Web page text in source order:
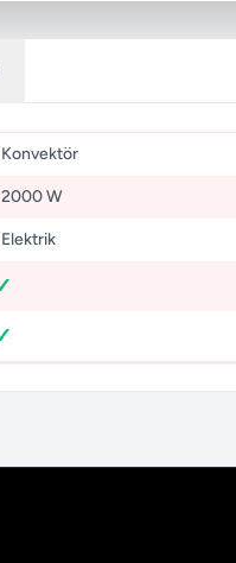
Konvektör
2000 W
Elektrik